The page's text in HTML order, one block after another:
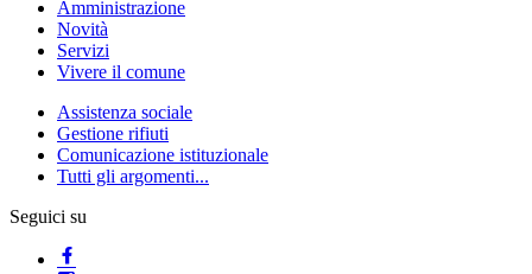
Amministrazione
Novità
Servizi
Vivere il comune
Assistenza sociale
Gestione rifiuti
Comunicazione istituzionale
Tutti gli argomenti...
Seguici su